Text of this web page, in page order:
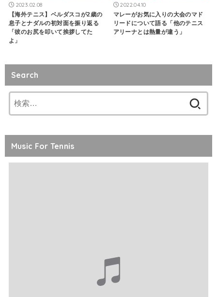
2023.02.08
【海外テニス】ベルダスコが2歳の
息子とナダルの初対面を振り返る
「彼のお尻を叩いて挨拶してた
よ」
2022.04.10
マレーがお気に入りの大会のマド
リードについて語る「他のテニス
アリーナとは熱量が違う」
Search
索:
Music For Tennis